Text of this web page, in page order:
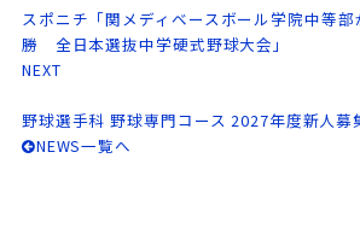
有
スポニチ「関メディベースボール学院中等
勝 全日本選抜中学硬式野球大会」
NEXT
野球選手科 野球専門コース 2027年度新人募
NEWS一覧へ